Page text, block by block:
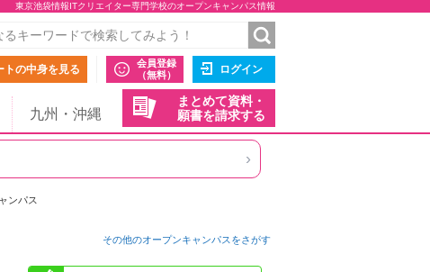
東京池袋情報ITクリエイター専門学校のオープンキャンパス情報
トの中身を見る
会員登録
（無料）
ログイン
まとめて資料・
願書を請求する
九州・沖縄
›
ンパス
その他のオープンキャンパスをさがす